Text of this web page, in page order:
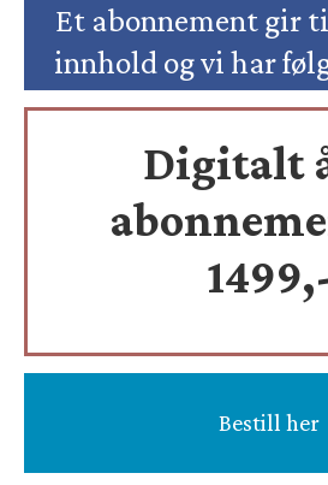
Et abonnement gir
innhold og vi har
Digitalt
1499,-
Bestill her